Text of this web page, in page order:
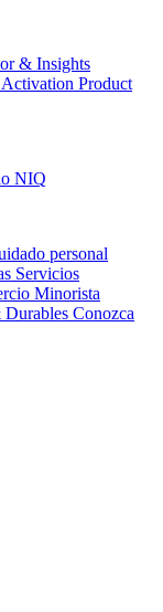
& Insights
Product
NIQ
personal
Servicios
Minorista
Durables Conozca